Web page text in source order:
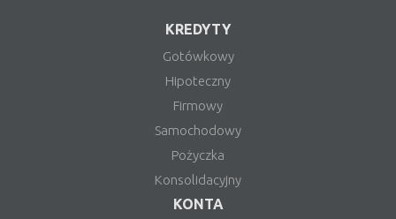
KREDYTY
Gotówkowy
Hipoteczny
Firmowy
Samochodowy
Pożyczka
Konsolidacyjny
KONTA